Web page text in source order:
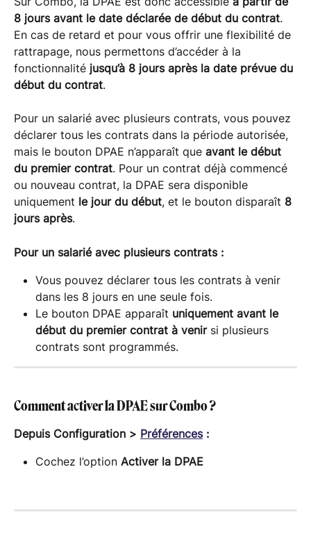
8 jours avant le date déclarée de début du contrat.
En cas de retard et pour vous offrir une flexibilité de
rattrapage, nous permettons d’accéder à la
fonctionnalité jusqu’à 8 jours après la date prévue du
début du contrat.
Pour un salarié avec plusieurs contrats, vous pouvez
déclarer tous les contrats dans la période autorisée,
mais le bouton DPAE n’apparaît que avant le début
du premier contrat. Pour un contrat déjà commencé
ou nouveau contrat, la DPAE sera disponible
uniquement le jour du début, et le bouton disparaît 8
jours après.
Pour un salarié avec plusieurs contrats :
Vous pouvez déclarer tous les contrats à venir
dans les 8 jours en une seule fois.
Le bouton DPAE apparaît uniquement avant le
début du premier contrat à venir si plusieurs
contrats sont programmés.
Comment activer la DPAE sur Combo ?
Depuis Configuration > Préférences :
Cochez l’option Activer la DPAE